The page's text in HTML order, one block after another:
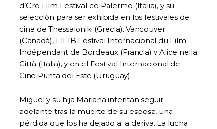
d’Oro Film Festival de Palermo (Italia), y su
selección para ser exhibida en los festivales de
cine de Thessaloniki (Grecia), Vancouver
(Canadá), FIFIB Festival Internacional du Film
Indépendant de Bordeaux (Francia) y Alice nella
Città (Italia), y en el Festival Internacional de
Cine Punta del Este (Uruguay).
Miguel y su hija Mariana intentan seguir
adelante tras la muerte de su esposa, una
pérdida que los ha dejado a la deriva. La lucha